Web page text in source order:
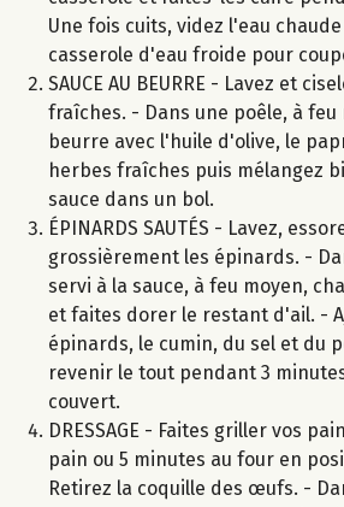
Une fois cuits, videz l'eau
casserole d'eau froide pour
SAUCE AU BEURRE - Lavez et
fraîches. - Dans une poêle, à feu
beurre avec l'huile d'olive, le
herbes fraîches puis mélangez
sauce dans un bol.
ÉPINARDS SAUTÉS - Lavez,
grossièrement les épinards. -
servi à la sauce, à feu moyen,
et faites dorer le restant d'ail. -
épinards, le cumin, du sel et du
revenir le tout pendant 3
couvert.
DRESSAGE - Faites griller vos
pain ou 5 minutes au four en
Retirez la coquille des œufs. -